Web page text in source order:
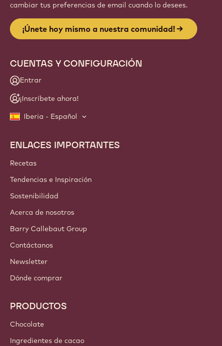
cambiar tus preferencias de email cuando lo desees.
¡Únete hoy mismo a nuestra comunidad!
CUENTAS Y CONFIGURACIÓN
Entrar
¡Inscríbete ahora!
Iberia - Español
Footer
Callebaut
ENLACES IMPORTANTES
Recetas
Tendencias e Inspiración
Sostenibilidad
Acerca de nosotros
Barry Callebaut Group
Contáctanos
Newsletter
Dónde comprar
PRODUCTOS
Chocolate
Ingredientes de cacao